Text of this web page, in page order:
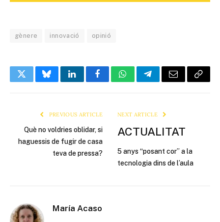
gènere innovació opinió
TwitterBlueskyLinkedInFacebookWhatsAppTelegramEmail Copy
PREVIOUS ARTICLE
Què no voldries oblidar, si
haguessis de fugir de casa
teva de pressa?
NEXT ARTICLE
ACTUALITAT
5 anys “posant cor” a la
tecnologia dins de l’aula
María Acaso